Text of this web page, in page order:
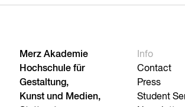
Merz Akademie
Hochschule für
Gestaltung,
Kunst und Medien,
Info
Contact
Press
Student